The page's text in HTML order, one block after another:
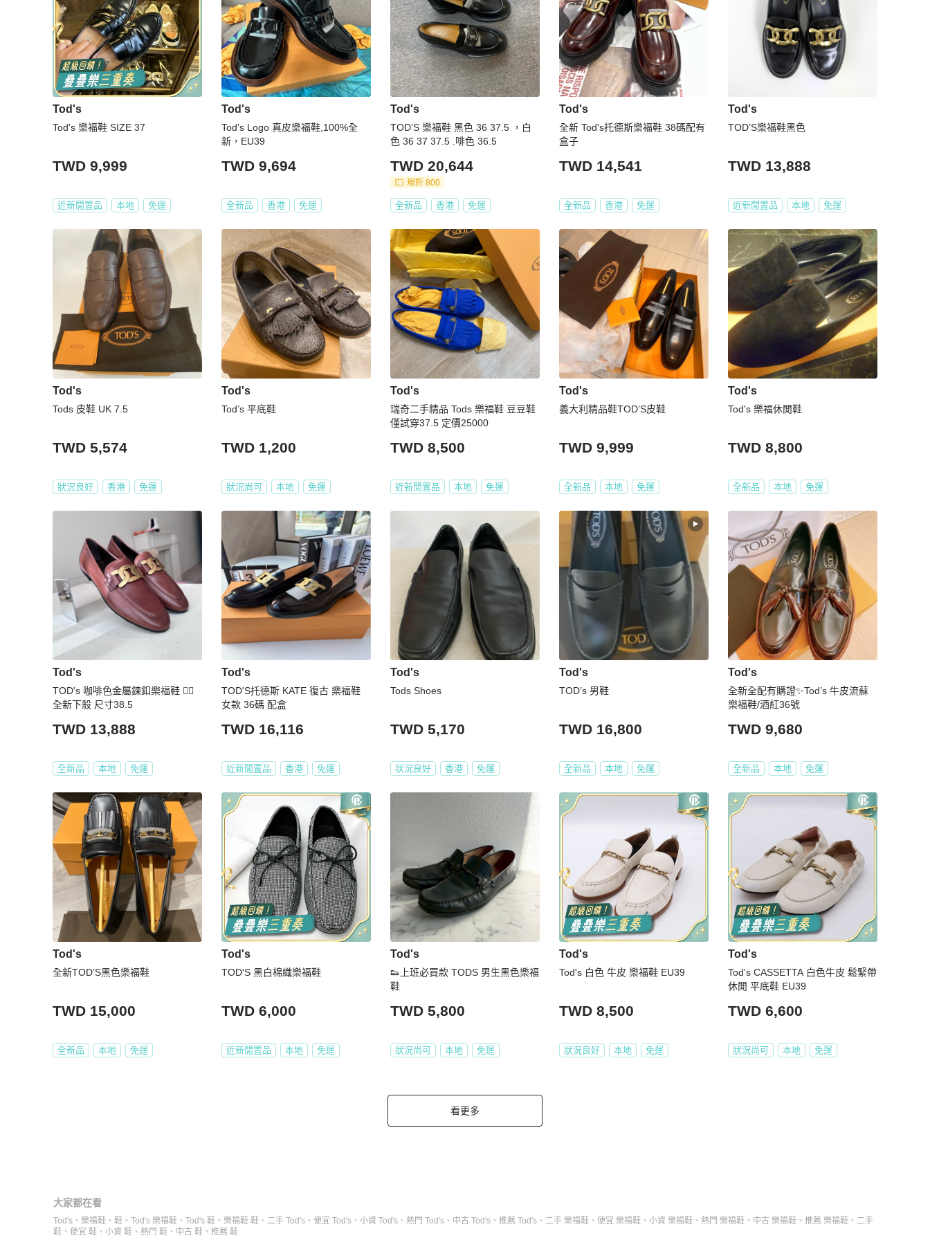
Tod's
Tod's 樂福鞋 SIZE 37
TWD 9,999
近新閒置品 本地 免運
Tod's
Tod’s Logo 真皮樂福鞋,100%全
新，EU39
TWD 9,694
全新品 香港 免運
Tod's
TOD’S 樂福鞋 黑色 36 37.5 ，白
色 36 37 37.5 .啡色 36.5
TWD 20,644
現折 800
全新品 香港 免運
Tod's
全新 Tod's托德斯樂福鞋 38碼配有
盒子
TWD 14,541
全新品 香港 免運
Tod's
TOD’S樂福鞋黑色
TWD 13,888
近新閒置品 本地 免運
Tod's
Tods 皮鞋 UK 7.5
TWD 5,574
狀況良好 香港 免運
Tod's
Tod’s 平底鞋
TWD 1,200
狀況尚可 本地 免運
Tod's
瑞奇二手精品 Tods 樂福鞋 豆豆鞋
僅試穿37.5 定價25000
TWD 8,500
近新閒置品 本地 免運
Tod's
義大利精品鞋TOD’S皮鞋
TWD 9,999
全新品 本地 免運
Tod's
Tod's 樂福休閒鞋
TWD 8,800
全新品 本地 免運
Tod's
TOD's 咖啡色金屬鍊釦樂福鞋 ❤️‍🔥
全新下殺 尺寸38.5
TWD 13,888
全新品 本地 免運
Tod's
TOD'S托德斯 KATE 復古 樂福鞋
女款 36碼 配盒
TWD 16,116
近新閒置品 香港 免運
Tod's
Tods Shoes
TWD 5,170
狀況良好 香港 免運
Tod's
TOD’s 男鞋
TWD 16,800
全新品 本地 免運
Tod's
全新全配有購證✨Tod’s 牛皮流蘇
樂福鞋/酒紅36號
TWD 9,680
全新品 本地 免運
Tod's
全新TOD’S黑色樂福鞋
TWD 15,000
全新品 本地 免運
Tod's
TOD'S 黑白棉織樂福鞋
TWD 6,000
近新閒置品 本地 免運
Tod's
👟上班必買款 TODS 男生黑色樂福
鞋
TWD 5,800
狀況尚可 本地 免運
Tod's
Tod's 白色 牛皮 樂福鞋 EU39
TWD 8,500
狀況良好 本地 免運
Tod's
Tod's CASSETTA 白色牛皮 鬆緊帶
休閒 平底鞋 EU39
TWD 6,600
狀況尚可 本地 免運
看更多
大家都在看
Tod's 、 樂福鞋 、 鞋 、 Tod's 樂福鞋 、 Tod's 鞋 、 樂福鞋 鞋 、 二手 Tod's 、 便宜 Tod's 、 小資 Tod's 、 熱門 Tod's 、 中古 Tod's 、 推薦 Tod's 、 二手 樂福鞋 、 便宜 樂福鞋 、 小資 樂福鞋 、 熱門 樂福鞋 、 中古 樂福鞋 、 推薦 樂福鞋 、 二手
鞋 、 便宜 鞋 、 小資 鞋 、 熱門 鞋 、 中古 鞋 、 推薦 鞋